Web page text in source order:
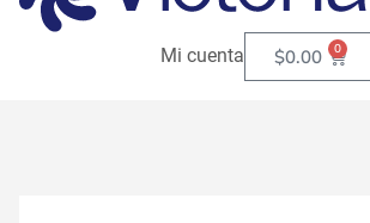
Mi cuenta $0.00 0